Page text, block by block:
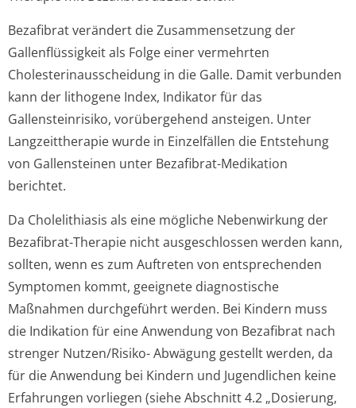
Bezafibrat verändert die Zusammensetzung der
Gallenflüssigkeit als Folge einer vermehrten
Cholesterinau­sscheidung in die Galle. Damit verbunden
kann der lithogene Index, Indikator für das
Gallensteinrisiko, vorübergehend ansteigen. Unter
Langzeittherapie wurde in Einzelfällen die Entstehung
von Gallensteinen unter Bezafibrat-Medikation
berichtet.
Da Cholelithiasis als eine mögliche Nebenwirkung der
Bezafibrat-Therapie nicht ausgeschlossen werden kann,
sollten, wenn es zum Auftreten von entsprechenden
Symptomen kommt, geeignete diagnostische
Maßnahmen durchgeführt werden. Bei Kindern muss
die Indikation für eine Anwendung von Bezafibrat nach
strenger Nutzen/Risiko- Abwägung gestellt werden, da
für die Anwendung bei Kindern und Jugendlichen keine
Erfahrungen vorliegen (siehe Abschnitt 4.2 „Dosierung,